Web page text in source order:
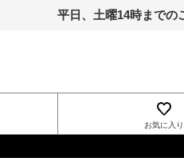
平日、土曜14時までの
お気に入り